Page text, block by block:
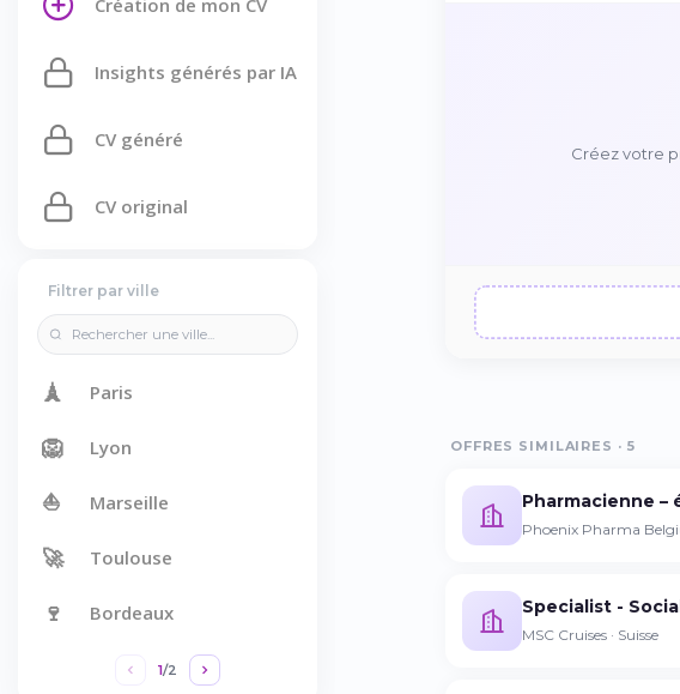
Création de mon CV
Insights générés par IA
CV généré
CV original
Filtrer par ville
🗼 Paris
🦁 Lyon
⛵ Marseille
🚀 Toulouse
🍷 Bordeaux
1/2
Créez votre
OFFRES SIMILAIRES · 5
Pharmacienne
Phoenix Pharma
Specialist -
MSC Cruises · Suisse